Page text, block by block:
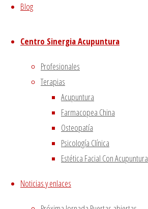
Blog
Centro Sinergia Acupuntura
Profesionales
Terapias
Acupuntura
Farmacopea China
Osteopatía
Psicología Clínica
Estética Facial Con Acupuntura
Noticias y enlaces